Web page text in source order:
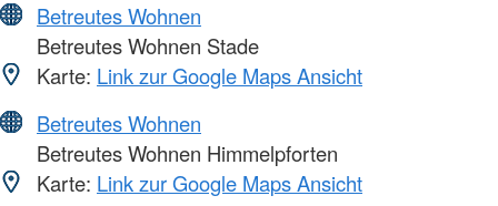
Betreutes Wohnen
Betreutes Wohnen Stade
Karte: Link zur Google Maps Ansicht
Betreutes Wohnen
Betreutes Wohnen Himmelpforten
Karte: Link zur Google Maps Ansicht